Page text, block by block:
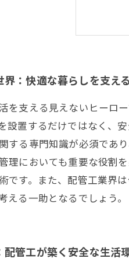
持
未
建
：快適な暮らしを支え
を支える見えないヒーロ
設置するだけではなく、
する専門知識が必須であ
理においても重要な役割
です。また、配管工業界
える一助となるでしょう。
管工が築く安全な生活